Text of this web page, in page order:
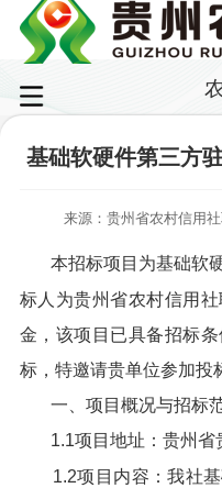
基础软硬件第三方
来源：贵州省农村信用
本招标项目为基础软
标人为贵州省农村信用
金，该项目已具备招标
标，特邀请贵单位参加投
一、项目概况与招标
1.1项目地址：贵州
1.2项目内容：我社